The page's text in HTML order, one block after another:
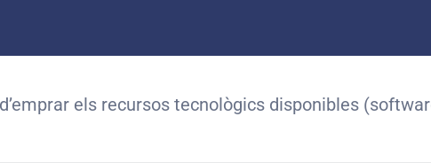
els recursos tecnològics disponibles